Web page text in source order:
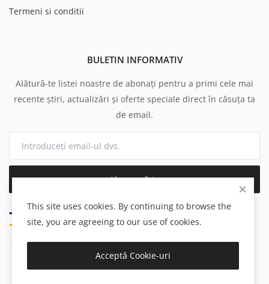
Termeni si conditii
BULETIN INFORMATIV
Alătură-te listei noastre de abonați pentru a primi cele mai
recente știri, actualizări și oferte speciale direct în căsuța ta
de email.
Abonează-te
Copyright 2025 Parfumuri.ro - All Rights Reserved
This site uses cookies. By continuing to browse the
site, you are agreeing to our use of cookies.
Acceptă Cookie-uri